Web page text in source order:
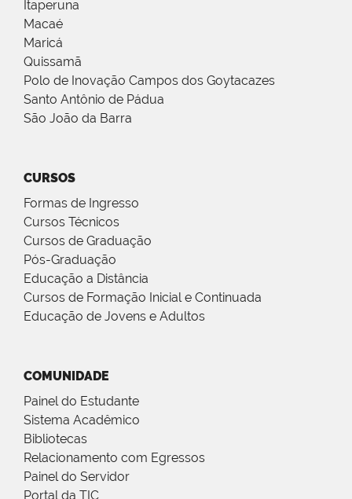
Itaperuna
Macaé
Maricá
Quissamã
Polo de Inovação Campos dos Goytacazes
Santo Antônio de Pádua
São João da Barra
CURSOS
Formas de Ingresso
Cursos Técnicos
Cursos de Graduação
Pós-Graduação
Educação a Distância
Cursos de Formação Inicial e Continuada
Educação de Jovens e Adultos
COMUNIDADE
Painel do Estudante
Sistema Acadêmico
Bibliotecas
Relacionamento com Egressos
Painel do Servidor
Portal da TIC